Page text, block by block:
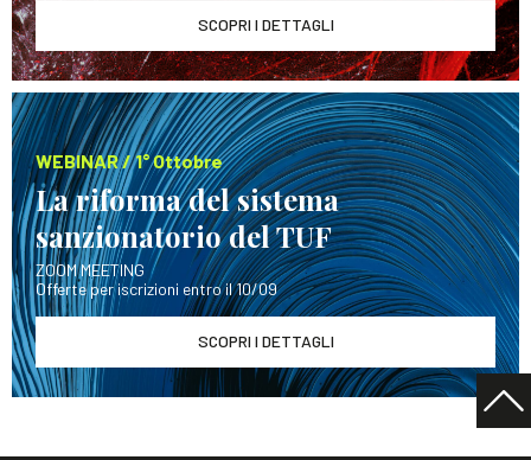
SCOPRI I DETTAGLI
WEBINAR / 1° Ottobre
La riforma del sistema
sanzionatorio del TUF
ZOOM MEETING
Offerte per iscrizioni entro il 10/09
SCOPRI I DETTAGLI